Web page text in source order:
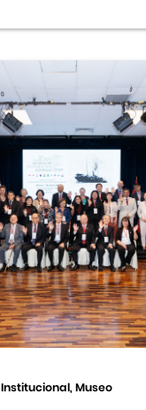
Institucional, Museo